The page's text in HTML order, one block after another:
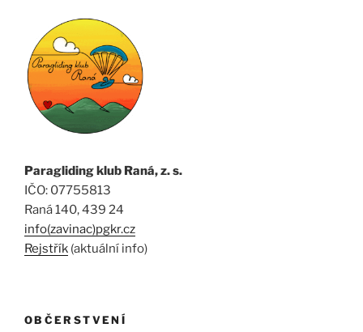
Paragliding klub Raná, z. s.
IČO: 07755813
Raná 140, 439 24
info(zavinac)pgkr.cz
Rejstřík (aktuální info)
OBČERSTVENÍ